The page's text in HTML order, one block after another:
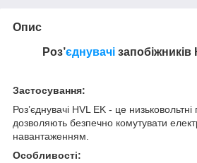
Опис
Роз’єднувачі запобіжників
Застосування:
Роз’єднувачі HVL EK - це
дозволяють безпечно комутувати
навантаженням.
Особливості: